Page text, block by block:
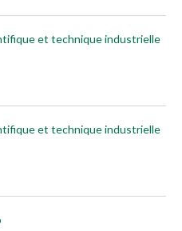
et technique industrielle
et technique industrielle